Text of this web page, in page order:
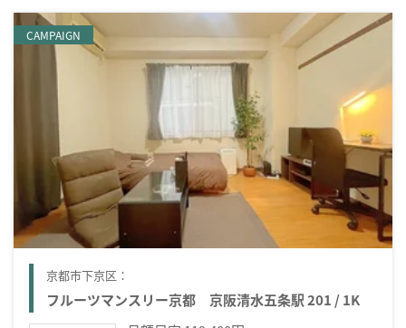
CAMPAIGN
京都市下京区：
フルーツマンスリー京都 京阪清水五条駅 201 / 1K